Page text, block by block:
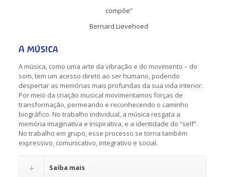
compõe”
Bernard Lievehoed
A música
A música, como uma arte da vibração e do movimento – do
som, tem um acesso direto ao ser humano, podendo
despertar as memórias mais profundas da sua vida interior.
Por meio da criação musical movimentamos forças de
transformação, permeando e reconhecendo o caminho
biográfico. No trabalho individual, a música resgata a
memória imaginativa e inspirativa, e a identidade do “self”.
No trabalho em grupo, esse processo se torna também
expressivo, comunicativo, integrativo e social.
Saiba mais